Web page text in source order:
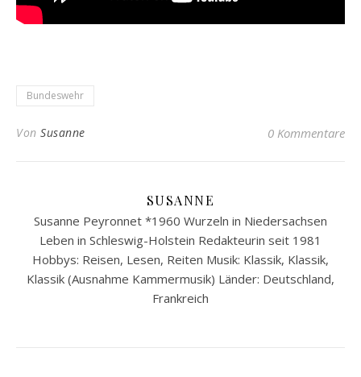
Bundeswehr
Von Susanne 0 Kommentare
SUSANNE
Susanne Peyronnet *1960 Wurzeln in Niedersachsen
Leben in Schleswig-Holstein Redakteurin seit 1981
Hobbys: Reisen, Lesen, Reiten Musik: Klassik, Klassik,
Klassik (Ausnahme Kammermusik) Länder: Deutschland,
Frankreich